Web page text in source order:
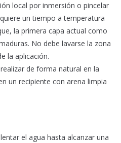
local por inmersión o pincelar
un tiempo a temperatura
la primera capa actual como
No debe lavarse la zona
la aplicación.
de forma natural en la
un recipiente con arena limpia
el agua hasta alcanzar una